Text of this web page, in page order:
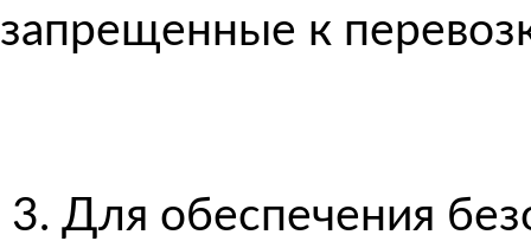
запрещенные к
3. Для обеспечения